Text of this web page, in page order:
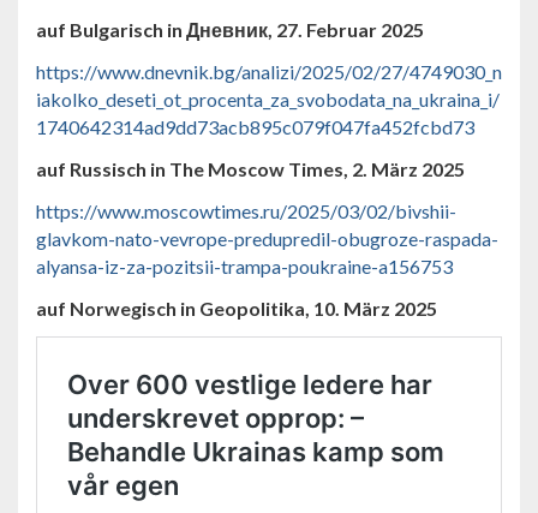
auf Bulgarisch in Дневник, 27. Februar 2025
https://www.dnevnik.bg/analizi/2025/02/27/4749030_n
iakolko_deseti_ot_procenta_za_svobodata_na_ukraina_i/
1740642314ad9dd73acb895c079f047fa452fcbd73
auf Russisch in The Moscow Times, 2. März 2025
https://www.moscowtimes.ru/2025/03/02/bivshii-
glavkom-nato-vevrope-predupredil-obugroze-raspada-
alyansa-iz-za-pozitsii-trampa-poukraine-a156753
auf Norwegisch in Geopolitika, 10. März 2025